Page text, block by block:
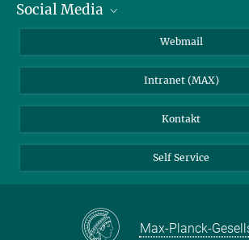
IMPRS Graduiertenschule
Wetterstation
Social Media
BlueSky
Webmail
Intranet (MAX)
Kontakt
Self Service
Max-Planck-